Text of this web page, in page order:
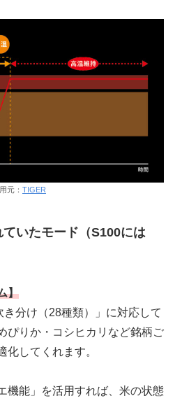
元： TIGER
いたモード（S100には
】
分け（28種類）」に対応して
ぴりか・コシヒカリなど銘柄ご
化してくれます。
機能」を活用すれば、米の状態